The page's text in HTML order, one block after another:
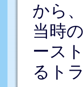
から
当時
ース
るト